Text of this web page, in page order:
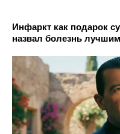
Инфаркт как подарок
назвал болезнь